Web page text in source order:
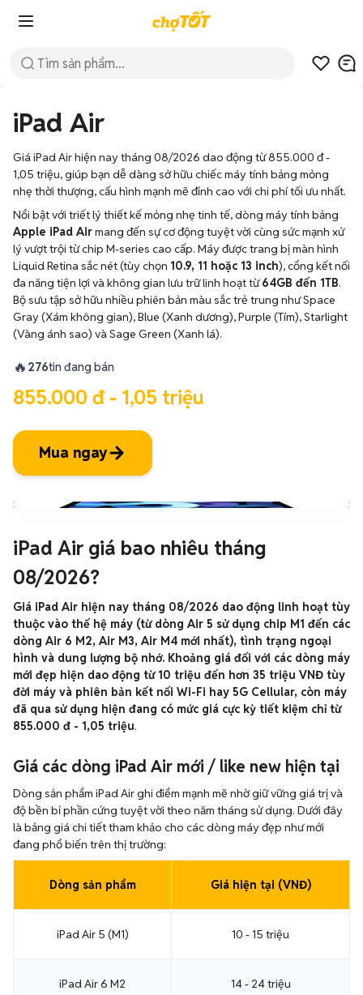
iPad Air
Giá iPad Air hiện nay tháng 08/2026 dao động từ 855.000 đ -
1,05 triệu, giúp bạn dễ dàng sở hữu chiếc máy tính bảng mỏng
nhẹ thời thượng, cấu hình mạnh mẽ đỉnh cao với chi phí tối ưu nhất.
Nổi bật với triết lý thiết kế mỏng nhẹ tinh tế, dòng máy tính bảng
Apple iPad Airmang đến sự cơ động tuyệt vời cùng sức mạnh xử
lý vượt trội từ chip M-series cao cấp. Máy được trang bị màn hình
Liquid Retina sắc nét (tùy chọn 10.9, 11 hoặc 13 inch), cổng kết nối
đa năng tiện lợi và không gian lưu trữ linh hoạt từ64GB đến 1TB.
Bộ sưu tập sở hữu nhiều phiên bản màu sắc trẻ trung như Space
Gray (Xám không gian), Blue (Xanh dương), Purple (Tím), Starlight
(Vàng ánh sao) và Sage Green (Xanh lá).
🔥 276tin đang bán
855.000 đ - 1,05 triệu
Mua ngay
iPad Air giá bao nhiêu tháng
08/2026?
Giá iPad Air hiện nay tháng 08/2026 dao động linh hoạt tùy
thuộc vào thế hệ máy (từ dòng Air 5 sử dụng chip M1 đến các
dòng Air 6 M2, Air M3, Air M4 mới nhất), tình trạng ngoại
hình và dung lượng bộ nhớ. Khoảng giá đối với các dòng máy
mới đẹp hiện dao động từ 10 triệu đến hơn 35 triệu VNĐ tùy
đời máy và phiên bản kết nối Wi-Fi hay 5G Cellular, còn máy
đã qua sử dụng hiện đang có mức giá cực kỳ tiết kiệm chỉ từ
855.000 đ - 1,05 triệu.
Giá các dòng iPad Air mới / like new hiện tại
Dòng sản phẩm iPad Air ghi điểm mạnh mẽ nhờ giữ vững giá trị và
độ bền bỉ phần cứng tuyệt vời theo năm tháng sử dụng. Dưới đây
là bảng giá chi tiết tham khảo cho các dòng máy đẹp như mới
đang phổ biến trên thị trường:
Dòng sản phẩm Giá hiện tại (VNĐ)
iPad Air 5 (M1) 10 - 15 triệu
iPad Air 6 M2 14 - 24 triệu